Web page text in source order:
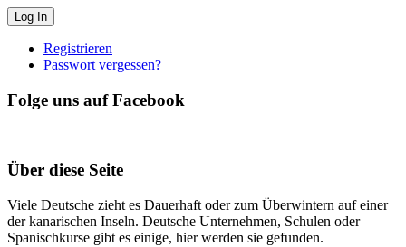
Registrieren
Passwort vergessen?
Folge uns auf Facebook
Über diese Seite
Viele Deutsche zieht es Dauerhaft oder zum Überwintern auf einer
der kanarischen Inseln. Deutsche Unternehmen, Schulen oder
Spanischkurse gibt es einige, hier werden sie gefunden.